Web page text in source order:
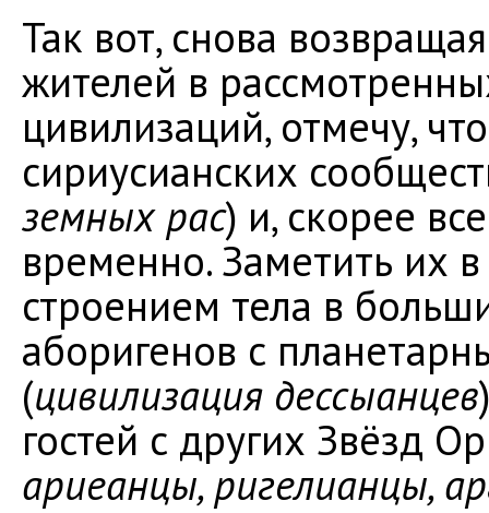
Так вот, снова
жителей в
цивилизаций, отмечу,
сириусианских
земных рас) и, скорее
временно. Заметить их
строением тела в
аборигенов с
(цивилизация дессыанцев
гостей с других Звёзд
ариеанцы, ригелианцы,